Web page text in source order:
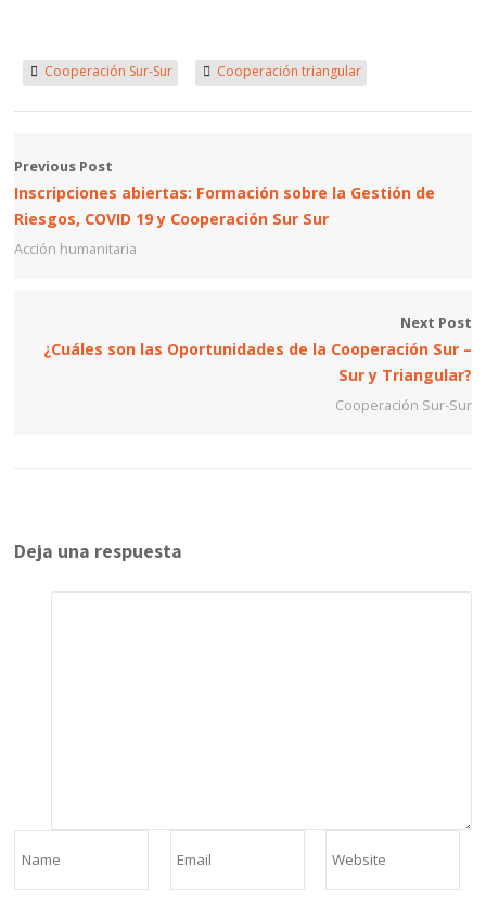
Cooperación Sur-Sur Cooperación triangular
Previous Post
Inscripciones abiertas: Formación sobre la Gestión de
Riesgos, COVID 19 y Cooperación Sur Sur
Acción humanitaria
Next Post
¿Cuáles son las Oportunidades de la Cooperación Sur –
Sur y Triangular?
Cooperación Sur-Sur
Deja una respuesta